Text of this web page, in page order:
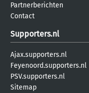
Partnerberichten
Contact
Supporters.nl
Ajax.supporters.nl
Feyenoord.supporters.nl
PSV.supporters.nl
Sitemap